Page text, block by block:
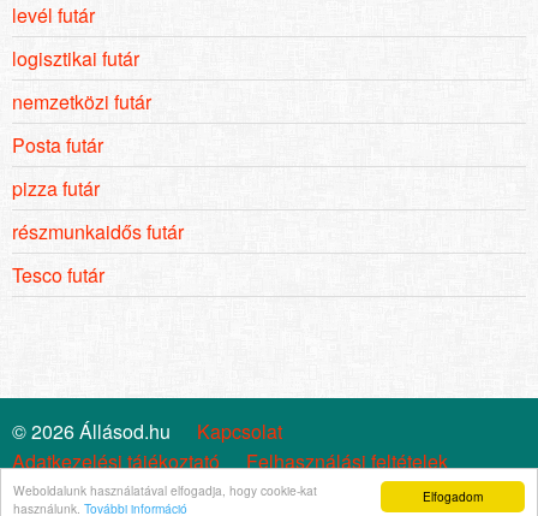
Elfogadom
Weboldalunk használatával elfogadja, hogy cookie-kat
használunk. További információ
levél futár
logisztikai futár
nemzetközi futár
Posta futár
pizza futár
részmunkaidős futár
Tesco futár
© 2026 Állásod.hu
Kapcsolat
Adatkezelési tájékoztató
Felhasználási feltételek
Cookie szabályzat
Impresszum Állástrend